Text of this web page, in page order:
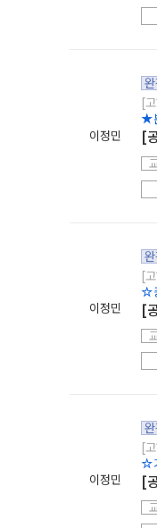
이정민
[
★
[
이정민
[
☆
[
이정민
[
☆
[